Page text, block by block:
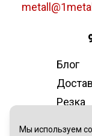
Блог
Резка
Мы используем